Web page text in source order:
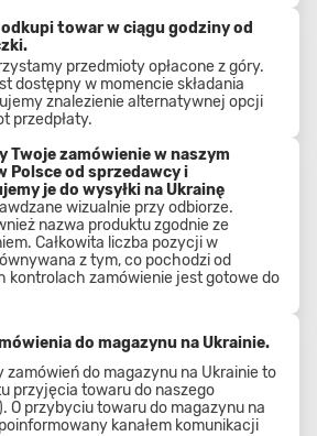
odkupi towar w ciągu godziny od
przedmioty opłacone z góry.
dostępny w momencie składania
znalezienie alternatywnej opcji
przedpłaty.
Twoje zamówienie w naszym
Polsce od sprzedawcy i
je do wysyłki na Ukrainę
wizualnie przy odbiorze.
nazwa produktu zgodnie ze
Całkowita liczba pozycji w
z tym, co pochodzi od
kontrolach zamówienie jest gotowe do
do magazynu na Ukrainie.
zamówień do magazynu na Ukrainie to
przyjęcia towaru do naszego
O przybyciu towaru do magazynu na
kanałem komunikacji